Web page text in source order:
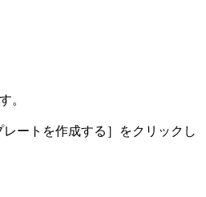
。
ートを作成する］をクリックし